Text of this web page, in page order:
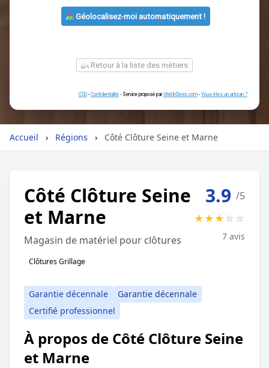
ou
Accueil › Régions › Côté Clôture Seine et Marne
Côté Clôture Seine
et Marne
Magasin de matériel pour clôtures
Clôtures Grillage
3.9 /5
★★★☆☆
7 avis
Garantie décennale
Garantie décennale
Certifié professionnel
À propos de Côté Clôture Seine
et Marne